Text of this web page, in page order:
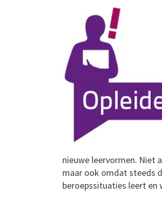
nieuwe leervormen. Niet
maar ook omdat steeds
beroepssituaties leert en